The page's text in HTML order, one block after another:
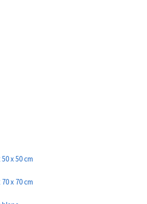
x 50 cm
x 70 cm